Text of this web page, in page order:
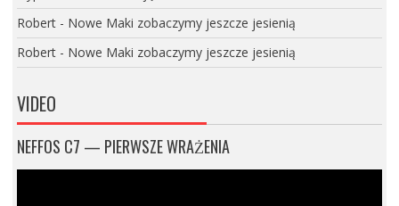
Robert- Nowe Maki zobaczymy jeszcze jesienią
Robert- Nowe Maki zobaczymy jeszcze jesienią
VIDEO
NEFFOS C7 — PIERWSZE WRAŻENIA